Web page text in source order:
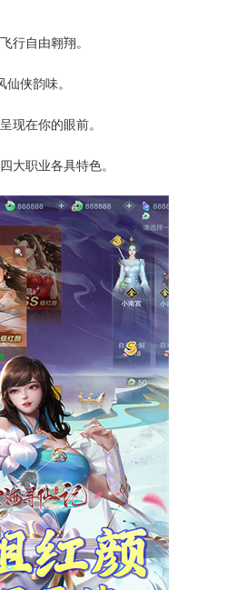
行自由翱翔。
仙侠韵味。
现在你的眼前。
大职业各具特色。